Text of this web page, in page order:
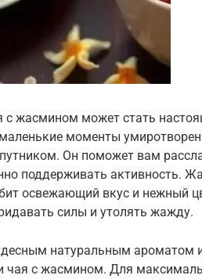
с жасмином может стать
моменты
Он поможет вам
поддерживать активность.
освежающий вкус и нежный
силы и утолять жажду.
натуральным ароматом
чая с жасмином. Для